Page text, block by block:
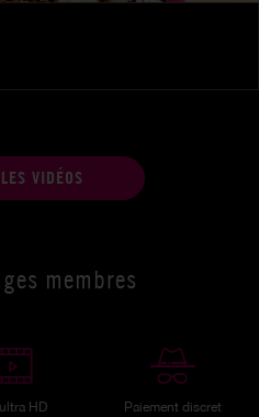
VIDÉOS
membres
HD Paiement discret